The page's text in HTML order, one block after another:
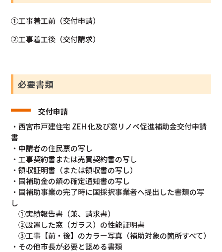
①工事着工前（交付申請）
②工事着工後（交付請求）
必要書類
交付申請
・西宮市戸建住宅 ZEH 化及び窓リノベ促進補助金交付申請
書
・申請者の住民票の写し
・工事契約書または売買契約書の写し
・領収証明書（または領収書の写し）
・国補助金の額の確定通知書の写し
・国補助事業の完了時に国採択事業者へ提出した書類の写
し
①実績報告書（兼、請求書）
②設置した窓（ガラス）の性能証明書
③工事【前・後】のカラー写真（補助対象の箇所すべて）
・その他市長が必要と認める書類